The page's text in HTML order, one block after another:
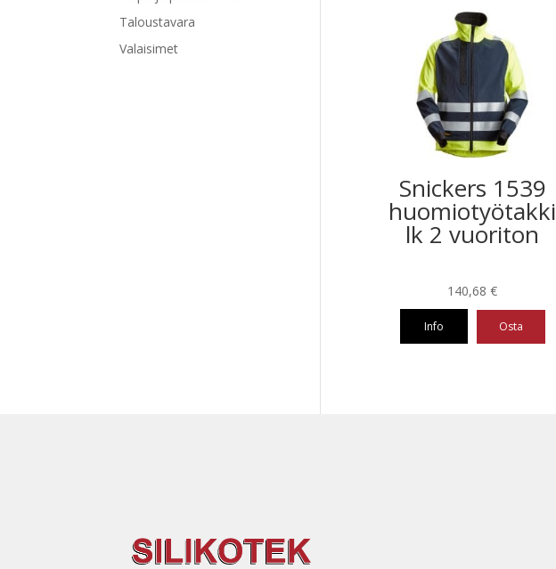
Snickers 1539
huomiotyötakki
lk 2 vuoriton
140,68€
Info Osta
Taloustavara
Valaisimet